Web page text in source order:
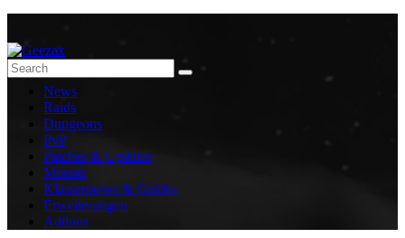
News
Raids
Dungeons
PvP
Patches & Updates
Mounts
Klassennews & Guides
Erweiterungen
Addons